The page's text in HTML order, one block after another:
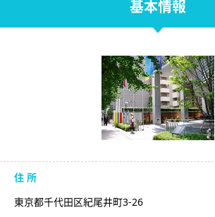
基本情報
住 所
東京都千代田区紀尾井町3-26